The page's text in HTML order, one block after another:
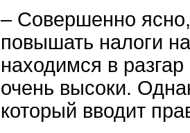
– Совершенно
повышать налоги
находимся в
очень высоки.
который вводит